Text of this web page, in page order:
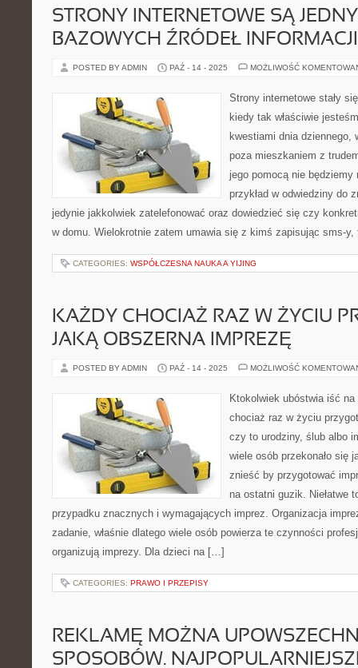
STRONY INTERNETOWE SĄ
BAZOWYCH ŹRÓDEŁ INFORMACJI
POSTED BY ADMIN PAŹ - 14 - 2025 MOŻLIWOŚĆ
Strony internetowe stały
kiedy tak właściwie
kwestiami dnia dziennego,
poza mieszkaniem z
jego pomocą nie
przykład w odwiedziny do
jedynie jakkolwiek zatelefonować oraz dowiedzieć się czy
w domu. Wielokrotnie zatem umawia się z kimś zapisując sms-
CATEGORIES: WSPÓŁCZESNA NAUKA A YIJING
KAŻDY CHOCIAŻ RAZ W ŻYCIU
JAKĄ OBSZERNA IMPREZĘ
POSTED BY ADMIN PAŹ - 14 - 2025 MOŻLIWOŚĆ
Ktokolwiek ubóstwia iść
chociaż raz w życiu
czy to urodziny, ślub albo
wiele osób przekonało się
znieść by przygotować
na ostatni guzik. Niełatwe
przypadku znacznych i wymagających imprez. Organizacja
zadanie, właśnie dlatego wiele osób powierza te czynności
organizują imprezy. Dla dzieci na […]
CATEGORIES: PRAWO I PRZEPISY
REKLAMĘ MOŻNA
SPOSOBÓW.